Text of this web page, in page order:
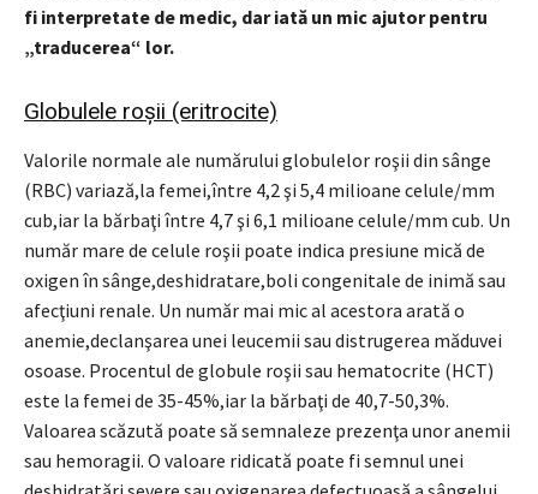
fi interpretate de medic, dar iată un mic ajutor pentru
„traducerea“ lor.
Globulele roşii (eritrocite)
Valorile normale ale numărului globulelor roşii din sânge
(RBC) variază,la femei,între 4,2 şi 5,4 milioane celule/mm
cub,iar la bărbaţi între 4,7 şi 6,1 milioane celule/mm cub. Un
număr mare de celule roşii poate indica presiune mică de
oxigen în sânge,deshidratare,boli congenitale de inimă sau
afecţiuni renale. Un număr mai mic al acestora arată o
anemie,declanşarea unei leucemii sau distrugerea măduvei
osoase. Procentul de globule roşii sau hematocrite (HCT)
este la femei de 35-45%,iar la bărbaţi de 40,7-50,3%.
Valoarea scăzută poate să semnaleze prezenţa unor anemii
sau hemoragii. O valoare ridicată poate fi semnul unei